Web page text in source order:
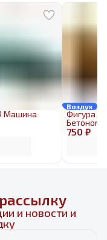
Машина
Воздух
750 ₽
Фигура
и новости и